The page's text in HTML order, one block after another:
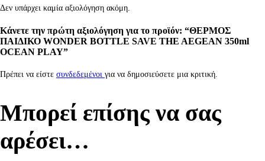
Δεν υπάρχει καμία αξιολόγηση ακόμη.
Κάνετε την πρώτη αξιολόγηση για το προϊόν: “ΘΕΡΜΟΣ
ΠΑΙΔΙΚΟ WONDER BOTTLE SAVE THE AEGEAN 350ml
OCEAN PLAY”
Πρέπει να είστε συνδεδεμένοι για να δημοσιεύσετε μια κριτική.
Μπορεί επίσης να σας
αρέσει…